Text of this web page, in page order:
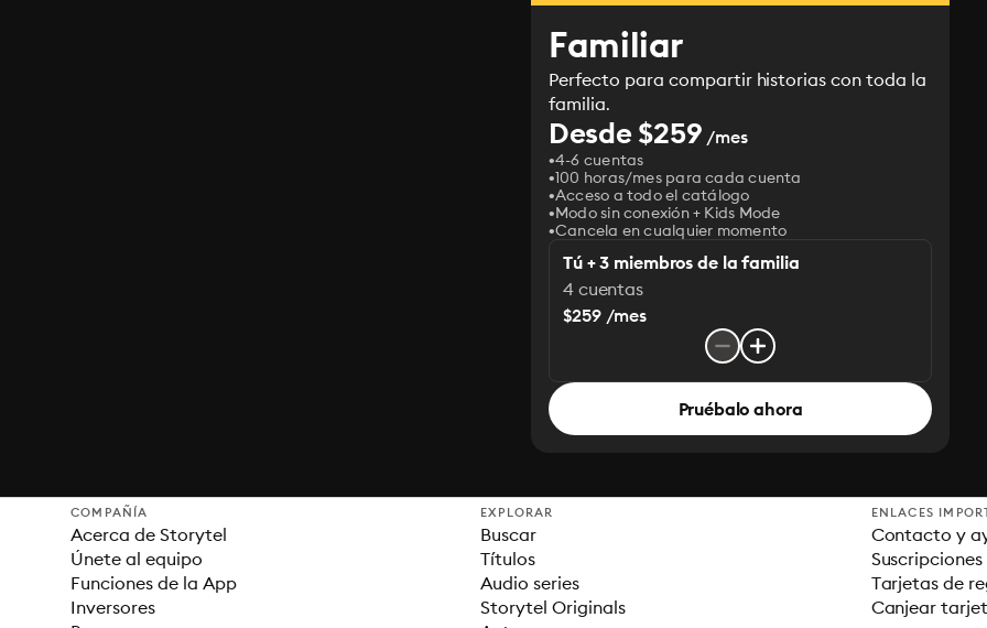
Familiar
Perfecto para compartir historias con toda la
familia.
Desde $259 /mes
4-6 cuentas
100 horas/mes para cada cuenta
Acceso a todo el catálogo
Modo sin conexión + Kids Mode
Cancela en cualquier momento
Tú + 3 miembros de la familia
4 cuentas
$259 /mes
Pruébalo ahora
COMPAÑÍA
Acerca de Storytel
Únete al equipo
Funciones de la App
Inversores
EXPLORAR
Buscar
Títulos
Audio series
Storytel Originals
ENLACES
Contacto y
Suscripciones
Tarjetas de
Canjear